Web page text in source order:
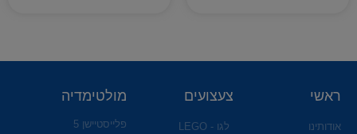
ראשי
אודותינו
צעצועים
לגו - LEGO
מולטימדיה
פלייסטיישן 5